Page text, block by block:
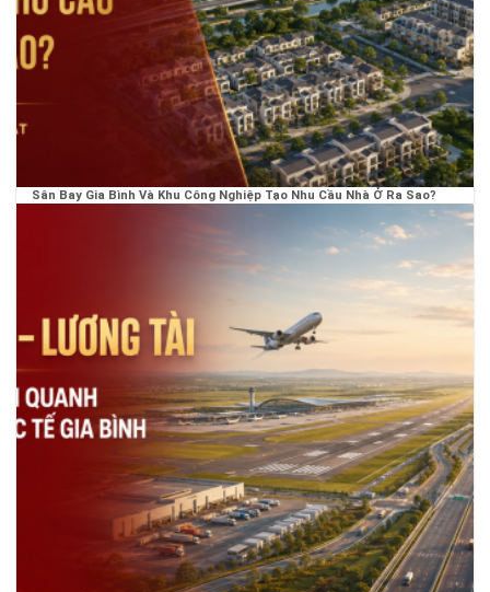
Sân Bay Gia Bình Và Khu Công Nghiệp Tạo Nhu Cầu Nhà Ở Ra Sao?